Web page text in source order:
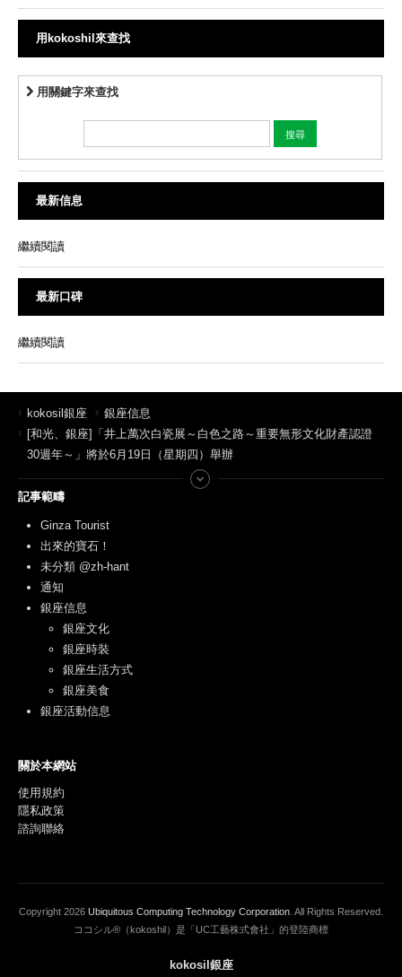
用kokoshil來查找
用關鍵字來查找
最新信息
繼續閱讀
最新口碑
繼續閱讀
kokosil銀座
銀座信息
[和光、銀座]「井上萬次白瓷展～白色之路～重要無形文化財產認證
30週年～」將於6月19日（星期四）舉辦
記事範疇
Ginza Tourist
出來的寶石！
未分類 @zh-hant
通知
銀座信息
銀座文化
銀座時裝
銀座生活方式
銀座美食
銀座活動信息
關於本網站
使用規約
隱私政策
諮詢聯絡
Copyright 2026 Ubiquitous Computing Technology Corporation. All Rights Reserved.
ココシル®（kokoshil）是「UC工藝株式會社」的登陸商標
kokosil銀座